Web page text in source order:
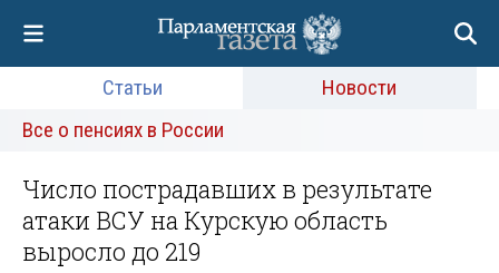
Статьи
Новости
Все о пенсиях в России
Число пострадавших в результате
атаки ВСУ на Курскую область
выросло до 219